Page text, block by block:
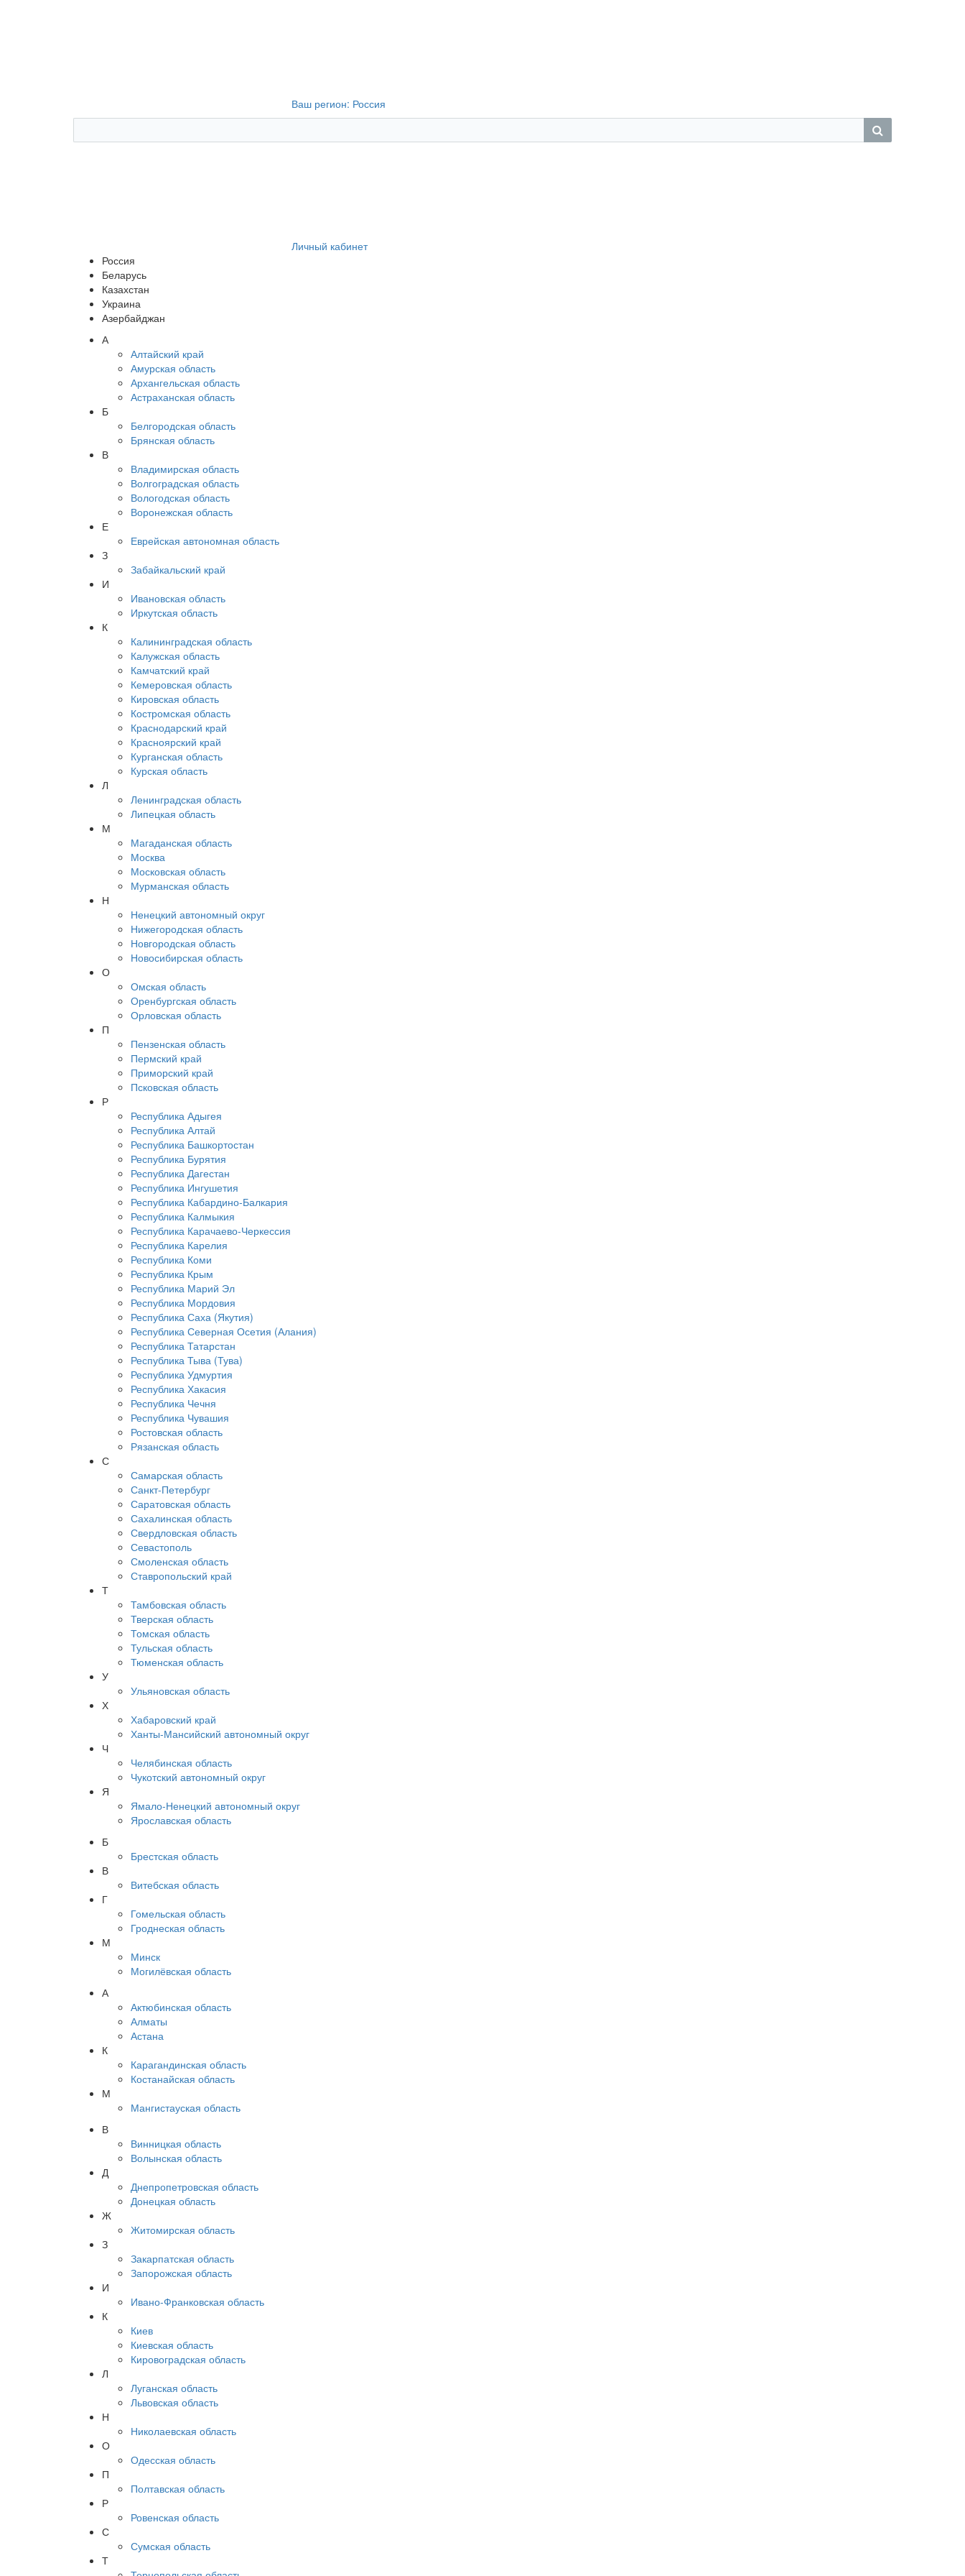
Ваш регион: Россия
Личный кабинет
Россия
Беларусь
Казахстан
Украина
Азербайджан
А
Алтайский край
Амурская область
Архангельская область
Астраханская область
Б
Белгородская область
Брянская область
В
Владимирская область
Волгоградская область
Вологодская область
Воронежская область
Е
Еврейская автономная область
З
Забайкальский край
И
Ивановская область
Иркутская область
К
Калининградская область
Калужская область
Камчатский край
Кемеровская область
Кировская область
Костромская область
Краснодарский край
Красноярский край
Курганская область
Курская область
Л
Ленинградская область
Липецкая область
М
Магаданская область
Москва
Московская область
Мурманская область
Н
Ненецкий автономный округ
Нижегородская область
Новгородская область
Новосибирская область
О
Омская область
Оренбургская область
Орловская область
П
Пензенская область
Пермский край
Приморский край
Псковская область
Р
Республика Адыгея
Республика Алтай
Республика Башкортостан
Республика Бурятия
Республика Дагестан
Республика Ингушетия
Республика Кабардино-Балкария
Республика Калмыкия
Республика Карачаево-Черкессия
Республика Карелия
Республика Коми
Республика Крым
Республика Марий Эл
Республика Мордовия
Республика Саха (Якутия)
Республика Северная Осетия (Алания)
Республика Татарстан
Республика Тыва (Тува)
Республика Удмуртия
Республика Хакасия
Республика Чечня
Республика Чувашия
Ростовская область
Рязанская область
С
Самарская область
Санкт-Петербург
Саратовская область
Сахалинская область
Свердловская область
Севастополь
Смоленская область
Ставропольский край
Т
Тамбовская область
Тверская область
Томская область
Тульская область
Тюменская область
У
Ульяновская область
Х
Хабаровский край
Ханты-Мансийский автономный округ
Ч
Челябинская область
Чукотский автономный округ
Я
Ямало-Ненецкий автономный округ
Ярославская область
Б
Брестская область
В
Витебская область
Г
Гомельская область
Гроднеская область
М
Минск
Могилёвская область
А
Актюбинская область
Алматы
Астана
К
Карагандинская область
Костанайская область
М
Мангистауская область
В
Винницкая область
Волынская область
Д
Днепропетровская область
Донецкая область
Ж
Житомирская область
З
Закарпатская область
Запорожская область
И
Ивано-Франковская область
К
Киев
Киевская область
Кировоградская область
Л
Луганская область
Львовская область
Н
Николаевская область
О
Одесская область
П
Полтавская область
Р
Ровенская область
С
Сумская область
Т